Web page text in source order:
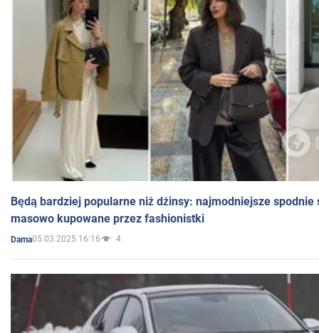
Będą bardziej popularne niż dżinsy: najmodniejsze spodnie
masowo kupowane przez fashionistki
Dama05.03.2025 16:16 4